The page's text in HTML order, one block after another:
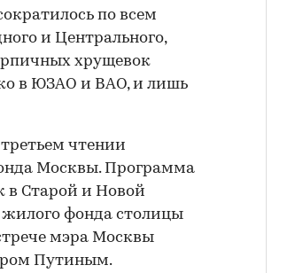
по всем
и Центрального,
хрущевок
в ЮЗАО и ВАО, и лишь
чтении
Москвы. Программа
в Старой и Новой
фонда столицы
мэра Москвы
Путиным.